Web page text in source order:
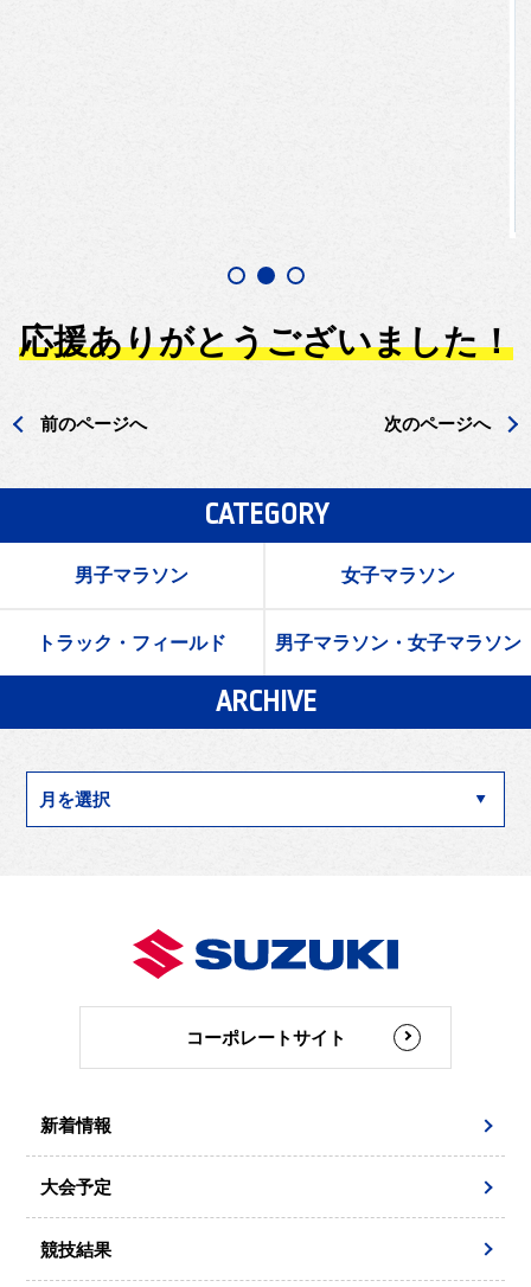
応援ありがとうございました！
前のページへ 次のページへ
CATEGORY
男子マラソン 女子マラソン
トラック・フィールド 男子マラソン・女子マラソン
ARCHIVE
コーポレートサイト
新着情報
大会予定
競技結果